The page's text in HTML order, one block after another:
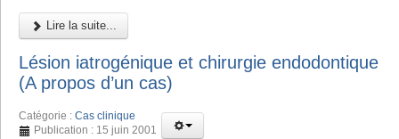
Lire la suite...
Lésion iatrogénique et chirurgie endodontique
(A propos d’un cas)
Catégorie : Cas clinique
Publication : 15 juin 2001